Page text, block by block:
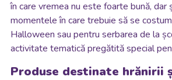
în care vremea nu este foarte bună, dar
momentele în care trebuie să se
Halloween sau pentru serbarea de la
activitate tematică pregătită special
Produse destinate hrănirii